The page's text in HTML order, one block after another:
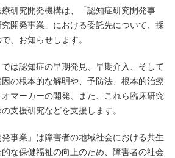
研究開発機構は、「認知症研究開発事
開発事業」における委託先について、採
、お知らせします。
では認知症の早期発見、早期介入、そして
の根本的な解明や、予防法、根本的治療
マーカーの開発、また、これら臨床研究
支援研究などを支援します。
発事業」は障害者の地域社会における共生
な保健福祉の向上のため、障害者の社会